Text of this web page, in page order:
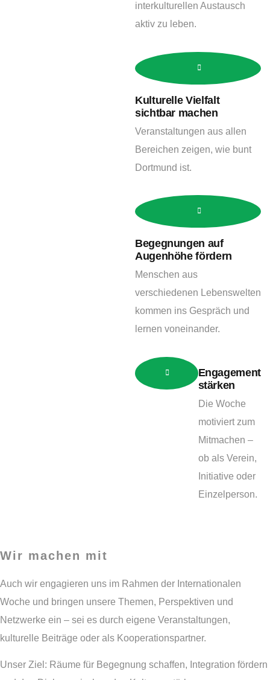
interkulturellen Austausch
aktiv zu leben.
Kulturelle Vielfalt
sichtbar machen
Veranstaltungen aus allen
Bereichen zeigen, wie bunt
Dortmund ist.
Begegnungen auf
Augenhöhe fördern
Menschen aus
verschiedenen Lebenswelten
kommen ins Gespräch und
lernen voneinander.
Engagement
stärken
Die Woche
motiviert zum
Mitmachen –
ob als Verein,
Initiative oder
Einzelperson.
Wir machen mit
Auch wir engagieren uns im Rahmen der Internationalen
Woche und bringen unsere Themen, Perspektiven und
Netzwerke ein – sei es durch eigene Veranstaltungen,
kulturelle Beiträge oder als Kooperationspartner.
Unser Ziel: Räume für Begegnung schaffen, Integration fördern